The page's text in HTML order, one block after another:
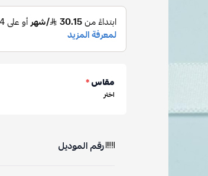
مقاس*
اختر
رقم الموديل